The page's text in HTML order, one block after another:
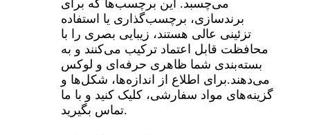
می‌چسبد. این برچسب‌ها که برای
برندسازی، برچسب‌گذاری یا استفاده
تزئینی عالی هستند، زیبایی بصری را با
محافظت قابل اعتماد ترکیب می‌کنند و به
بسته‌بندی شما ظاهری حرفه‌ای و لوکس
می‌دهند.برای اطلاع از اندازه‌ها، شکل‌ها و
گزینه‌های مواد سفارشی، کلیک کنید و با ما
تماس بگیرید.